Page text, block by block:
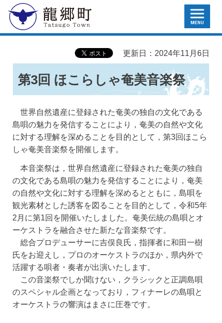
龍郷町 MENU
更新日：2024年11月6日
第3回 ほこらしゃ奄美音楽祭
世界自然遺産に登録された奄美の独自の文化である
島唄の魅力を発信することにより，奄美の自然や文化
に対する理解を深めることを目的として，第3回ほこら
しゃ奄美音楽祭を開催します。
本音楽祭は，世界自然遺産に登録された奄美の独自
の文化である島唄の魅力を発信することにより，奄美
の自然や文化に対する理解を深めるとともに，島唄を
観光素材とした誘客を図ることを目的として，令和5年
2月に第1回を開催いたしました。奄美伝統の島唄とオ
ーケストラを融合させた新たな音楽祭です。
総合プロデューサーに吉俣良氏，指揮者に和田一樹
氏をお迎えし，プロのオーケストラのほか，県内外で
活躍する唄者・奏者が出演いたします。
この音楽祭でしか聞けない，クラシックと正調島唄
のスペシャル企画となっており，フィナーレの島唄と
オーケストラの響演はまさに圧巻です。